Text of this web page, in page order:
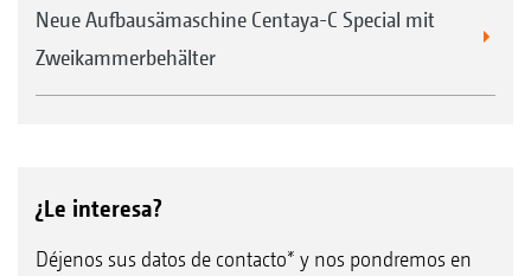
Neue Aufbausämaschine Centaya-C Special mit
Zweikammerbehälter
¿Le interesa?
Déjenos sus datos de contacto* y nos pondremos en